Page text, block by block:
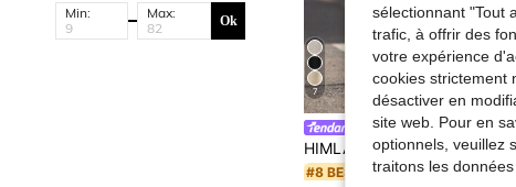
Min: Max: Ok
7
HIMLAND
#8 BEST-SELLERS
sélectionnant "Tout
trafic, à offrir des
votre expérience
cookies strictement
désactiver en
site web. Pour en
optionnels, veuillez
traitons les